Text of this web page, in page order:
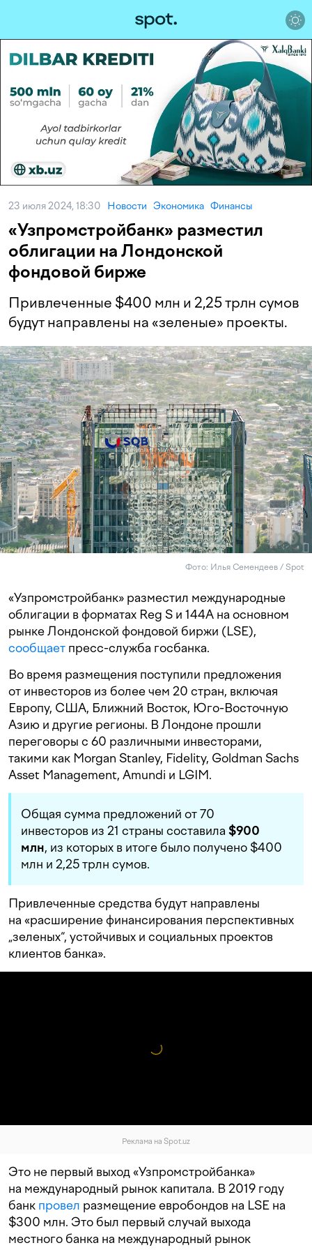
23 июля 2024, 18:30 Новости Экономика Финансы
«Узпромстройбанк» разместил
облигации на Лондонской
фондовой бирже
Привлеченные $400 млн и 2,25 трлн сумов
будут направлены на «зеленые» проекты.
Фото: Илья Семендеев / Spot
«Узпромстройбанк» разместил международные
облигации в форматах Reg S и 144А на основном
рынке Лондонской фондовой биржи (LSE),
сообщает пресс-служба госбанка.
Во время размещения поступили предложения
от инвесторов из более чем 20 стран, включая
Европу, США, Ближний Восток, Юго-Восточную
Азию и другие регионы. В Лондоне прошли
переговоры с 60 различными инвесторами,
такими как Morgan Stanley, Fidelity, Goldman Sachs
Asset Management, Amundi и LGIM.
Общая сумма предложений от 70
инвесторов из 21 страны составила $900
млн, из которых в итоге было получено $400
млн и 2,25 трлн сумов.
Привлеченные средства будут направлены
на «расширение финансирования перспективных
„зеленых“, устойчивых и социальных проектов
клиентов банка».
Реклама на Spot.uz
Это не первый выход «Узпромстройбанка»
на международный рынок капитала. В 2019 году
банк провел размещение евробондов на LSE на
$300 млн. Это был первый случай выхода
местного банка на международный рынок